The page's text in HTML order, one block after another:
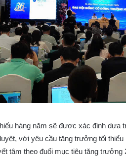
hàng năm sẽ được xác định
với yêu cầu tăng trưởng tối
tâm theo đuổi mục tiêu tăng